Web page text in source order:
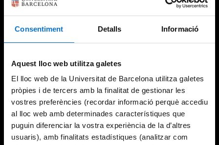
Consentiment Detalls Informació
Aquest lloc web utilitza galetes
El lloc web de la Universitat de Barcelona utilitza galetes
pròpies i de tercers amb la finalitat de gestionar les
vostres preferències (recordar informació perquè accediu
al lloc web amb determinades característiques que
puguin diferenciar la vostra experiència de la d’altres
usuaris), amb finalitats estadístiques (analitzar com